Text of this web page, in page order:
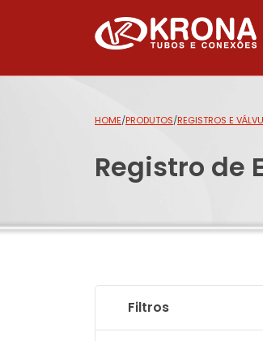
HOME/PRODUTOS/REGISTROS E
Registro de
Filtros